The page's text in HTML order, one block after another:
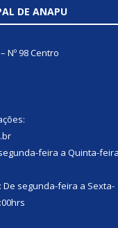
DE ANAPU
Nº 98 Centro
feira a Quinta-feira
segunda-feira a Sexta-